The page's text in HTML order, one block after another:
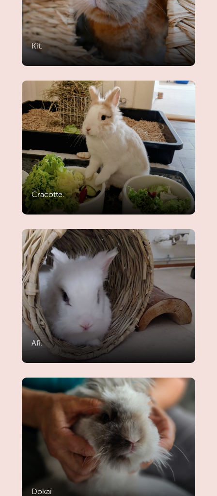
Kit.
Cracotte.
Afi.
Dokaï